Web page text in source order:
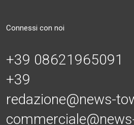
Connessi con noi
+39 08621965091
+39
redazione@news-